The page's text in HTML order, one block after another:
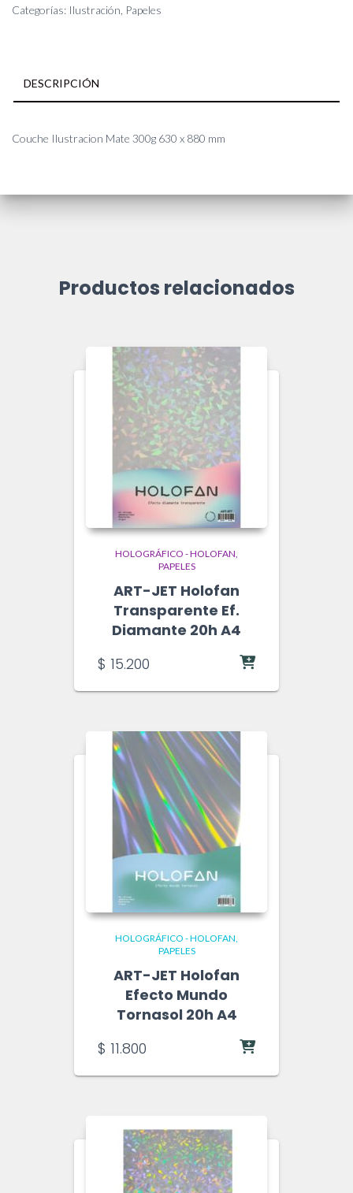
630
cantidad
Categorías: Ilustración Papeles
DESCRIPCIÓN
Couche Ilustracion Mate 300g 630 x 880 mm
Productos relacionados
HOLOGRÁFICO - HOLOFAN
PAPELES
ART-JET Holofan
Transparente Ef.
Diamante 20h A4
$ 15.200
HOLOGRÁFICO - HOLOFAN
PAPELES
ART-JET Holofan
Efecto Mundo
Tornasol 20h A4
$ 11.800